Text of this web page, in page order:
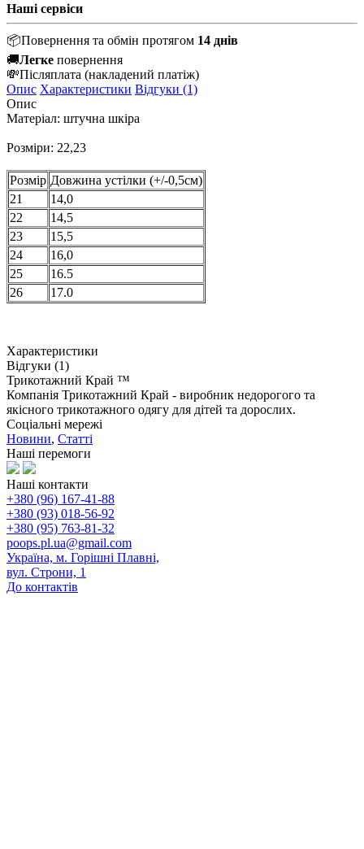
Наші сервіси
📦Повернення та обмін протягом 14 днів
🚚Легке повернення
💸Післяплата (накладений платіж)
Опис Характеристики Відгуки (1)
Опис
Матеріал: штучна шкіра
Розміри: 22,23
Розмір Довжина устілки (+/-0,5см)
21
14,0
22
14,5
23
15,5
24
16,0
25
16.5
26
17.0
Характеристики
Відгуки (1)
Трикотажний Край ™
Компанія Трикотажний Край - виробник недорогого та
якісного трикотажного одягу для дітей та дорослих.
Соціальні мережі
Новини, Статті
Наші перемоги
Наші контакти
+380 (96) 167-41-88
+380 (93) 018-56-92
+380 (95) 763-81-32
poops.pl.ua@gmail.com
Україна, м. Горішні Плавні,
вул. Строни, 1
До контактів